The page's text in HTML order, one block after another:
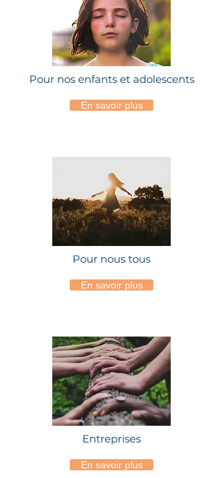
Pour nos enfants et adolescents
En savoir plus
Pour nous tous
En savoir plus
Entreprises
En savoir plus